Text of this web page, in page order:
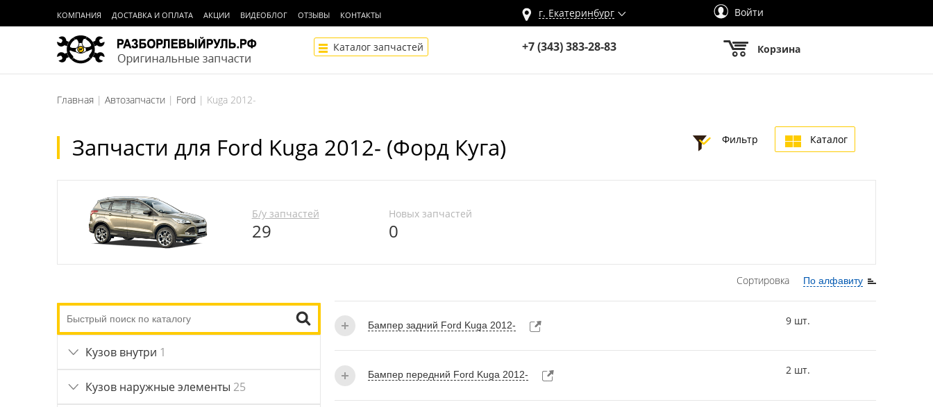
КОМПАНИЯ ДОСТАВКА И ОПЛАТА АКЦИИ ВИДЕОБЛОГ ОТЗЫВЫ КОНТАКТЫ г. Екатеринбург Войти
Каталог запчастей +7 (343) 383-28-83 Корзина
Главная Автозапчасти Ford Kuga 2012-
Запчасти для Ford Kuga 2012- (Форд Куга) Фильтр Каталог
Б/у запчастей
29
Новых запчастей
0
Кузов внутри 1
Кузов наружные элементы 25
Сортировка По алфавиту
Бампер задний Ford Kuga 2012- 9 шт.
Бампер передний Ford Kuga 2012- 2 шт.